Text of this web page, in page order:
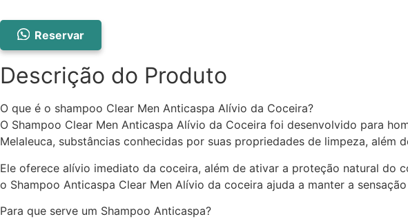
Coceira
quantidadeReservar
Descrição do Produto
O que é o shampoo Clear Men Anticaspa Alívio da Coceira?
O Shampoo Clear Men Anticaspa Alívio da Coceira foi desenvolvido para
Melaleuca, substâncias conhecidas por suas propriedades de limpeza,
Ele oferece alívio imediato da coceira, além de ativar a proteção natural
o Shampoo Anticaspa Clear Men Alívio da coceira ajuda a manter a
Para que serve um Shampoo Anticaspa?